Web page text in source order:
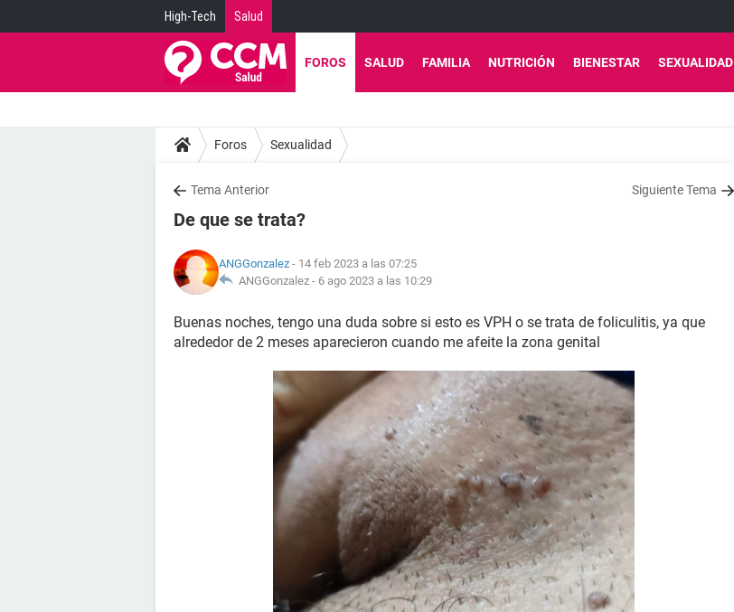
High-Tech Salud
FOROS SALUD FAMILIA NUTRICIÓN BIENESTAR SEXUALIDAD
Foros Sexualidad
Tema Anterior Siguiente Tema
De que se trata?
ANGGonzalez - 14 feb 2023 a las 07:25
ANGGonzalez - 6 ago 2023 a las 10:29
Buenas noches, tengo una duda sobre si esto es VPH o se trata de foliculitis, ya que
alrededor de 2 meses aparecieron cuando me afeite la zona genital